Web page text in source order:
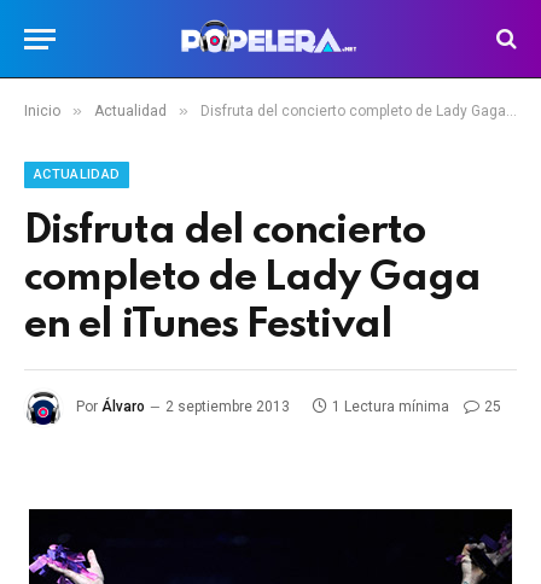
Inicio » Actualidad » Disfruta del concierto completo de Lady Gaga en el iTunes Festival
ACTUALIDAD
Disfruta del concierto
completo de Lady Gaga
en el iTunes Festival
Por Álvaro 2 septiembre 2013 1 Lectura mínima 25